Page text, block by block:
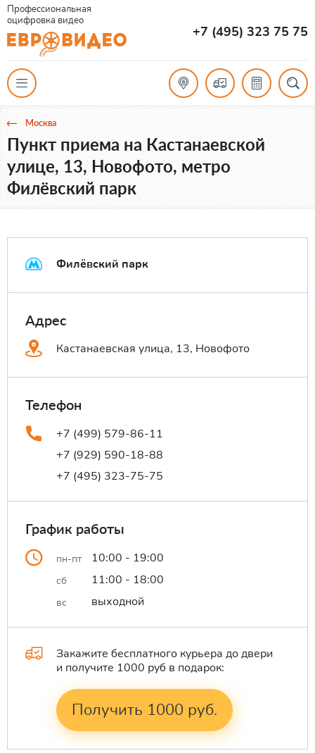
Профессиональная
оцифровка видео
+7 (495) 323 75 75
Москва
Пункт приема на Кастанаевской
улице, 13, Новофото, метро
Филёвский парк
Филёвский парк
Адрес
Кастанаевская улица, 13, Новофото
Телефон
+7 (499) 579-86-11
+7 (929) 590-18-88
+7 (495) 323-75-75
График работы
пн-пт 10:00 - 19:00
сб 11:00 - 18:00
вс выходной
Закажите бесплатного курьера до двери
и получите 1000 руб в подарок:
Получить 1000 руб.